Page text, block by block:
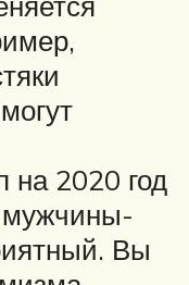
на 2020 год
Вы